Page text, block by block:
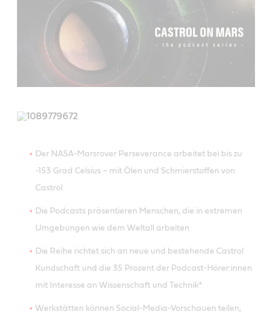
Der NASA-Marsrover Perseverance arbeitet bei bis zu
-153 Grad Celsius – mit Ölen und Schmierstoffen von
Castrol
Die Podcasts präsentieren Menschen, die in extremen
Umgebungen wie dem Weltall arbeiten
Die Reihe richtet sich an neue und bestehende Castrol
Kundschaft und die 35 Prozent der Podcast-Hörer:innen
mit Interesse an Wissenschaft und Technik*
Werkstätten können Social-Media-Vorschauen teilen,